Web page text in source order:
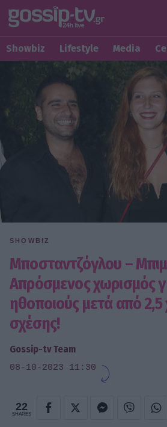
Showbiz Lifestyle Media
SHOWBIZ
Μποσταντζόγλου –
Απρόσμενος χωρισμός
ηθοποιούς μετά από 2,5
σχέσης!
Gossip-tv Team
08-10-2023 11:30
22
SHARES